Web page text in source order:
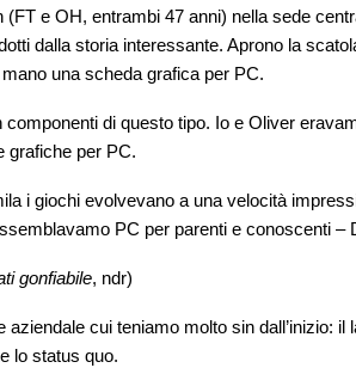
e OH, entrambi 47 anni) nella sede
dalla storia interessante. Aprono la
una scheda grafica per PC.
componenti di questo tipo. Io e Oliver
grafiche per PC.
i giochi evolvevano a una velocità
PC per parenti e conoscenti –
gonfiabile, ndr)
aziendale cui teniamo molto sin dall’inizio:
lo status quo.